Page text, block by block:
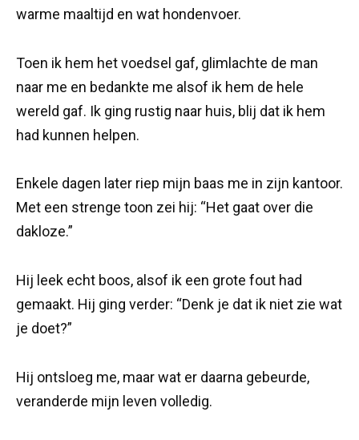
warme maaltijd en wat hondenvoer.
Toen ik hem het voedsel gaf, glimlachte de man
naar me en bedankte me alsof ik hem de hele
wereld gaf. Ik ging rustig naar huis, blij dat ik hem
had kunnen helpen.
Enkele dagen later riep mijn baas me in zijn kantoor.
Met een strenge toon zei hij: “Het gaat over die
dakloze.”
Hij leek echt boos, alsof ik een grote fout had
gemaakt. Hij ging verder: “Denk je dat ik niet zie wat
je doet?”
Hij ontsloeg me, maar wat er daarna gebeurde,
veranderde mijn leven volledig.